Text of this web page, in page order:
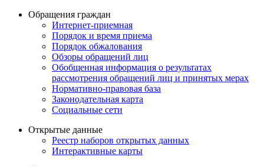
Обращения граждан
Интернет-приемная
Порядок и время приема
Порядок обжалования
Обзоры обращений лиц
Обобщенная информация о результатах
рассмотрения обращений лиц и принятых мерах
Нормативно-правовая база
Законодательная карта
Социальные сети
Открытые данные
Реестр наборов открытых данных
Интерактивные карты